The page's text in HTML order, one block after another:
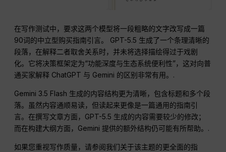
在写作测试中，要求这两个模型将一段粗略的文字改写成一篇
90词的中立型购买指南引言。 GPT-5.5 生成了一个条理清晰的
段落，在解释二者取舍关系时，并未将选择描绘得过于戏剧
化。它将决策框架定为“功能深度与生态系统便利性”，这对向普
通买家解释 ChatGPT 与 Gemini 的区别非常有用。.
Gemini 3.5 Flash 生成的内容结构更为清晰，包含标题和多个段
落。虽然内容通顺易读，但读起来更像是一篇通用的指南引
言。在撰写文章方面，GPT-5.5 生成的内容需要较少的修改；
而在构建大纲方面，Gemini 提供的额外结构仍可能有所帮助。.
如果您重视写作质量，请参阅我们关于该主题的更全面的指